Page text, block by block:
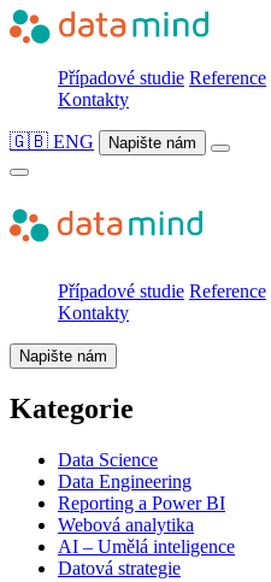
Případové studie Reference
Kontakty
🇬🇧 ENG Napište nám
Případové studie Reference
Kontakty
Napište nám
Kategorie
Data Science
Data Engineering
Reporting a Power BI
Webová analytika
AI – Umělá inteligence
Datová strategie